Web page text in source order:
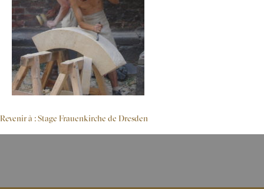
Revenir à : Stage Frauenkirche de Dresden